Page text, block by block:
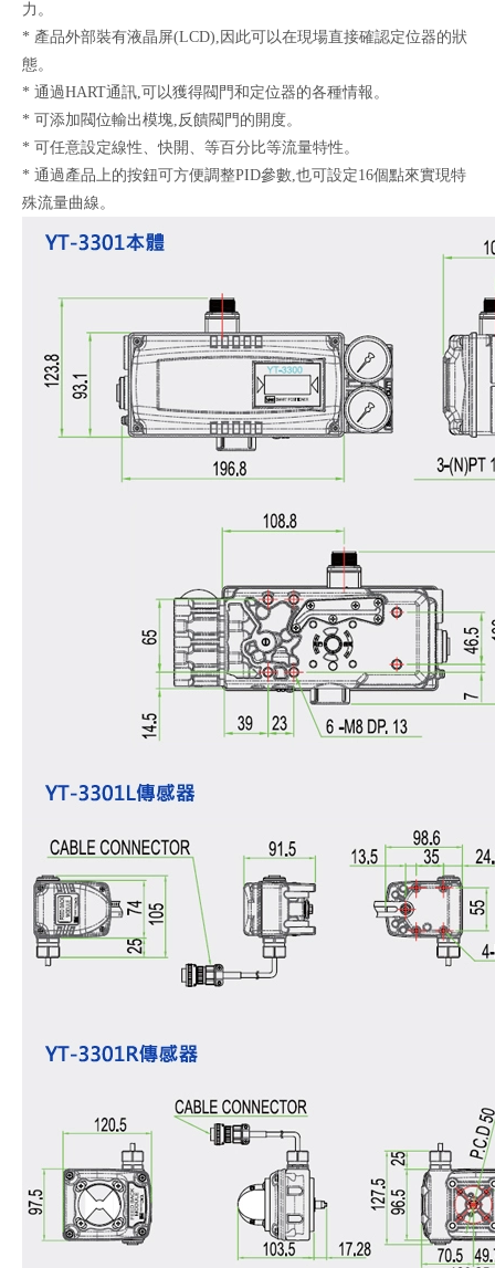
力。
* 產品外部裝有液晶屏(LCD),因此可以在現場直接確認定位器的狀
態。
* 通過HART通訊,可以獲得閥門和定位器的各種情報。
* 可添加閥位輸出模塊,反饋閥門的開度。
* 可任意設定線性、快開、等百分比等流量特性。
* 通過產品上的按鈕可方便調整PID參數,也可設定16個點來實現特
殊流量曲線。